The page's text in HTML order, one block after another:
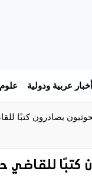
أخبار عربية ودولية
يصادرون كتبًا
كتبًا